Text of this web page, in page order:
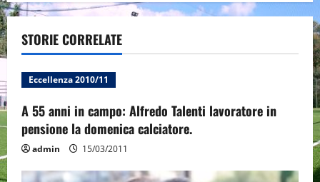
a
v
i
g
a
STORIE CORRELATE
Eccellenza 2010/11
A 55 anni in campo: Alfredo Talenti lavoratore in
pensione la domenica calciatore.
admin 15/03/2011